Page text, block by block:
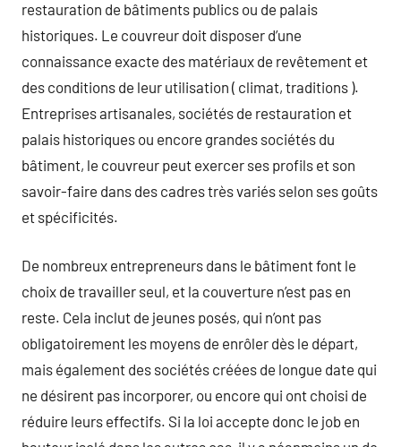
restauration de bâtiments publics ou de palais
historiques. Le couvreur doit disposer d’une
connaissance exacte des matériaux de revêtement et
des conditions de leur utilisation ( climat, traditions ).
Entreprises artisanales, sociétés de restauration et
palais historiques ou encore grandes sociétés du
bâtiment, le couvreur peut exercer ses profils et son
savoir-faire dans des cadres très variés selon ses goûts
et spécificités.
De nombreux entrepreneurs dans le bâtiment font le
choix de travailler seul, et la couverture n’est pas en
reste. Cela inclut de jeunes posés, qui n’ont pas
obligatoirement les moyens de enrôler dès le départ,
mais également des sociétés créées de longue date qui
ne désirent pas incorporer, ou encore qui ont choisi de
réduire leurs effectifs. Si la loi accepte donc le job en